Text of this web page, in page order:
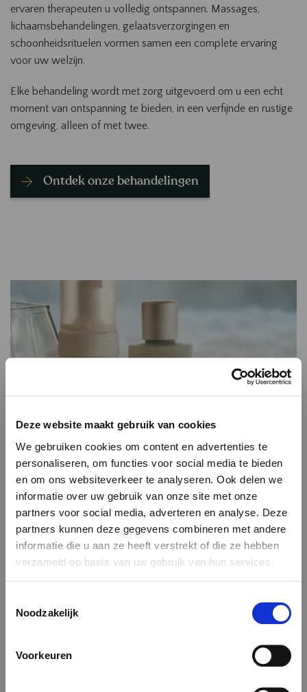
Deze website maakt gebruik van cookies
We gebruiken cookies om content en advertenties te
personaliseren, om functies voor social media te bieden
en om ons websiteverkeer te analyseren. Ook delen we
informatie over uw gebruik van onze site met onze
partners voor social media, adverteren en analyse. Deze
partners kunnen deze gegevens combineren met andere
informatie die u aan ze heeft verstrekt of die ze hebben
verzameld op basis van uw gebruik van hun services.
Meer informatie hier:
Noodzakelijk
Voorkeuren
ervaren therapeuten u volledig ontspannen. Massages,
lichaamsbehandelingen, gelaatsverzorgingen en
schoonheidsrituelen vormen samen een complete ervaring
voor uw welzijn.
Elke behandeling wordt met zorg uitgevoerd om u een echt
moment van ontspanning te bieden, in een verfijnde en rustige
omgeving, alleen of met twee.
Ontdek onze behandelingen
Contenu
Exclusieve
verzorgingsproducten
effectiviteit en beleving.
planten, zorgen voor een diep herstellende ervaring, als een